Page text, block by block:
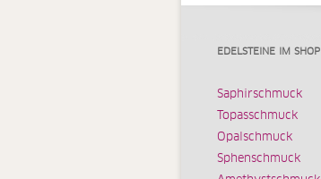
EDELSTEINE IM SHOP
Saphirschmuck
Topasschmuck
Opalschmuck
Sphenschmuck